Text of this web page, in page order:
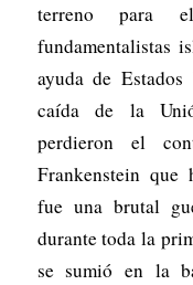
terreno para
fundamentalistas
ayuda de
caída de la
perdieron el
Frankenstein que
fue una brutal
durante toda la
se sumió en la